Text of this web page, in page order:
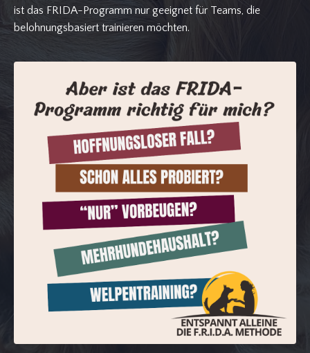
ist das FRIDA-Programm nur geeignet für Teams, die
belohnungsbasiert trainieren möchten.